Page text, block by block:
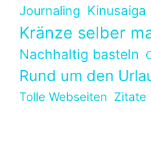
Journaling Kinusaiga
Kränze selber
Nachhaltig basteln
Rund um den
Tolle Webseiten Zitate